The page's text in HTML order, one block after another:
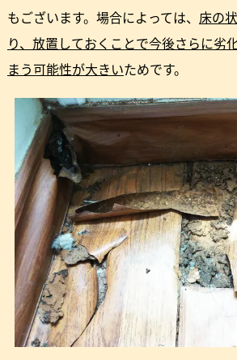
もございます。場合によっては、 床の
り、放置しておくことで今後さらに劣
まう可能性が大きいためです。